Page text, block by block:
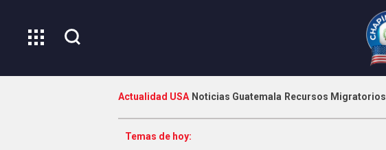
Actualidad USA Noticias Guatemala Recursos Migratorios
Temas de hoy: